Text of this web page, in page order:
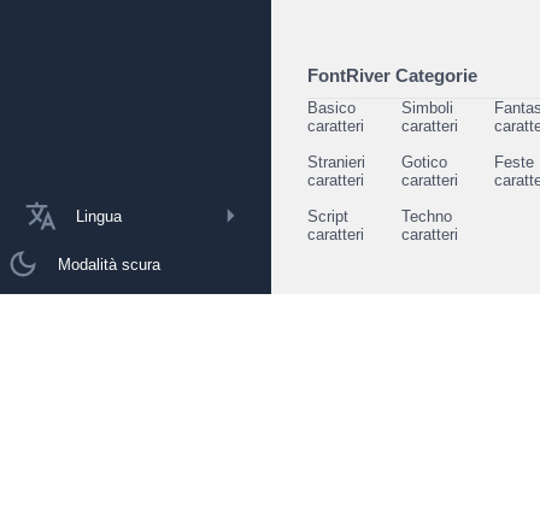
Lingua
Modalità scura
FontRiver Categorie
Basico
caratteri
Simboli
caratteri
Stranieri
caratteri
Gotico
caratteri
Feste
Script
caratteri
Techno
caratteri